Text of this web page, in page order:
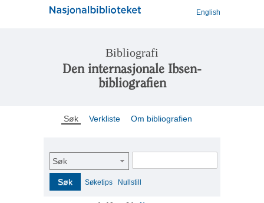
English
Bibliografi
Den internasjonale Ibsen-
bibliografien
Søk Verkliste Om bibliografien
Søk
Søk Søketips Nullstill